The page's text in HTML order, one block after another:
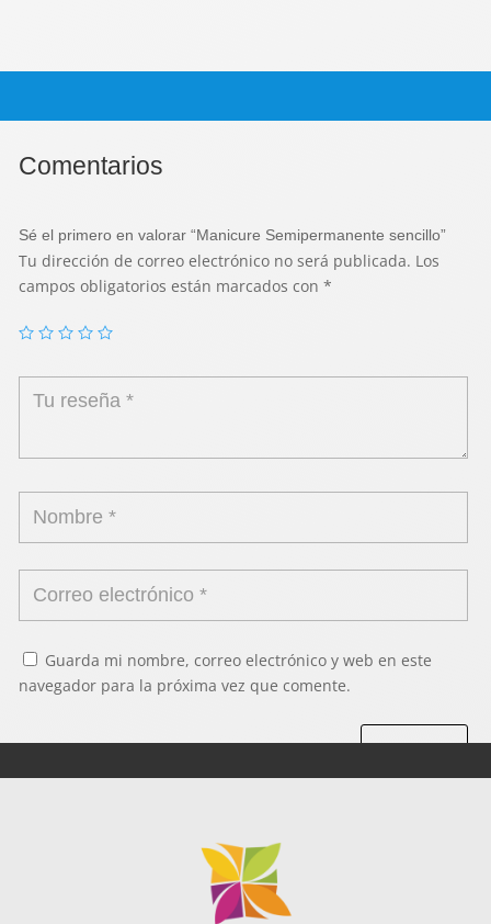
Comentarios
Sé el primero en valorar “Manicure Semipermanente sencillo”
Tu dirección de correo electrónico no será publicada. Los
campos obligatorios están marcados con *
Guarda mi nombre, correo electrónico y web en este
navegador para la próxima vez que comente.
Enviar